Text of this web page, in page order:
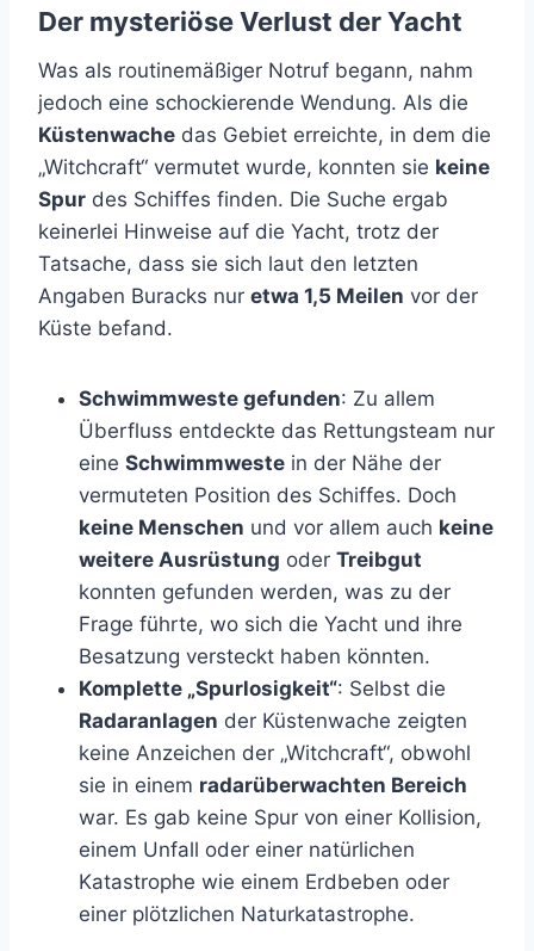
Der mysteriöse Verlust der Yacht
Was als routinemäßiger Notruf begann, nahm
jedoch eine schockierende Wendung. Als die
Küstenwache das Gebiet erreichte, in dem die
„Witchcraft“ vermutet wurde, konnten sie keine
Spur des Schiffes finden. Die Suche ergab
keinerlei Hinweise auf die Yacht, trotz der
Tatsache, dass sie sich laut den letzten
Angaben Buracks nur etwa 1,5 Meilen vor der
Küste befand.
Schwimmweste gefunden: Zu allem
Überfluss entdeckte das Rettungsteam nur
eine Schwimmweste in der Nähe der
vermuteten Position des Schiffes. Doch
keine Menschen und vor allem auch keine
weitere Ausrüstung oder Treibgut
konnten gefunden werden, was zu der
Frage führte, wo sich die Yacht und ihre
Besatzung versteckt haben könnten.
Komplette „Spurlosigkeit“: Selbst die
Radaranlagen der Küstenwache zeigten
keine Anzeichen der „Witchcraft“, obwohl
sie in einem radarüberwachten Bereich
war. Es gab keine Spur von einer Kollision,
einem Unfall oder einer natürlichen
Katastrophe wie einem Erdbeben oder
einer plötzlichen Naturkatastrophe.